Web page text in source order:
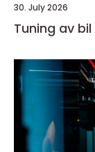
30. July 2026